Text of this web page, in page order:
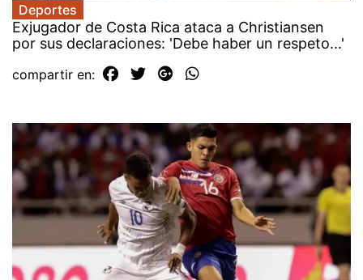
Deportes
Exjugador de Costa Rica ataca a Christiansen
por sus declaraciones: 'Debe haber un respeto...'
compartir en: